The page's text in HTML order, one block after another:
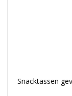
Snacktassen